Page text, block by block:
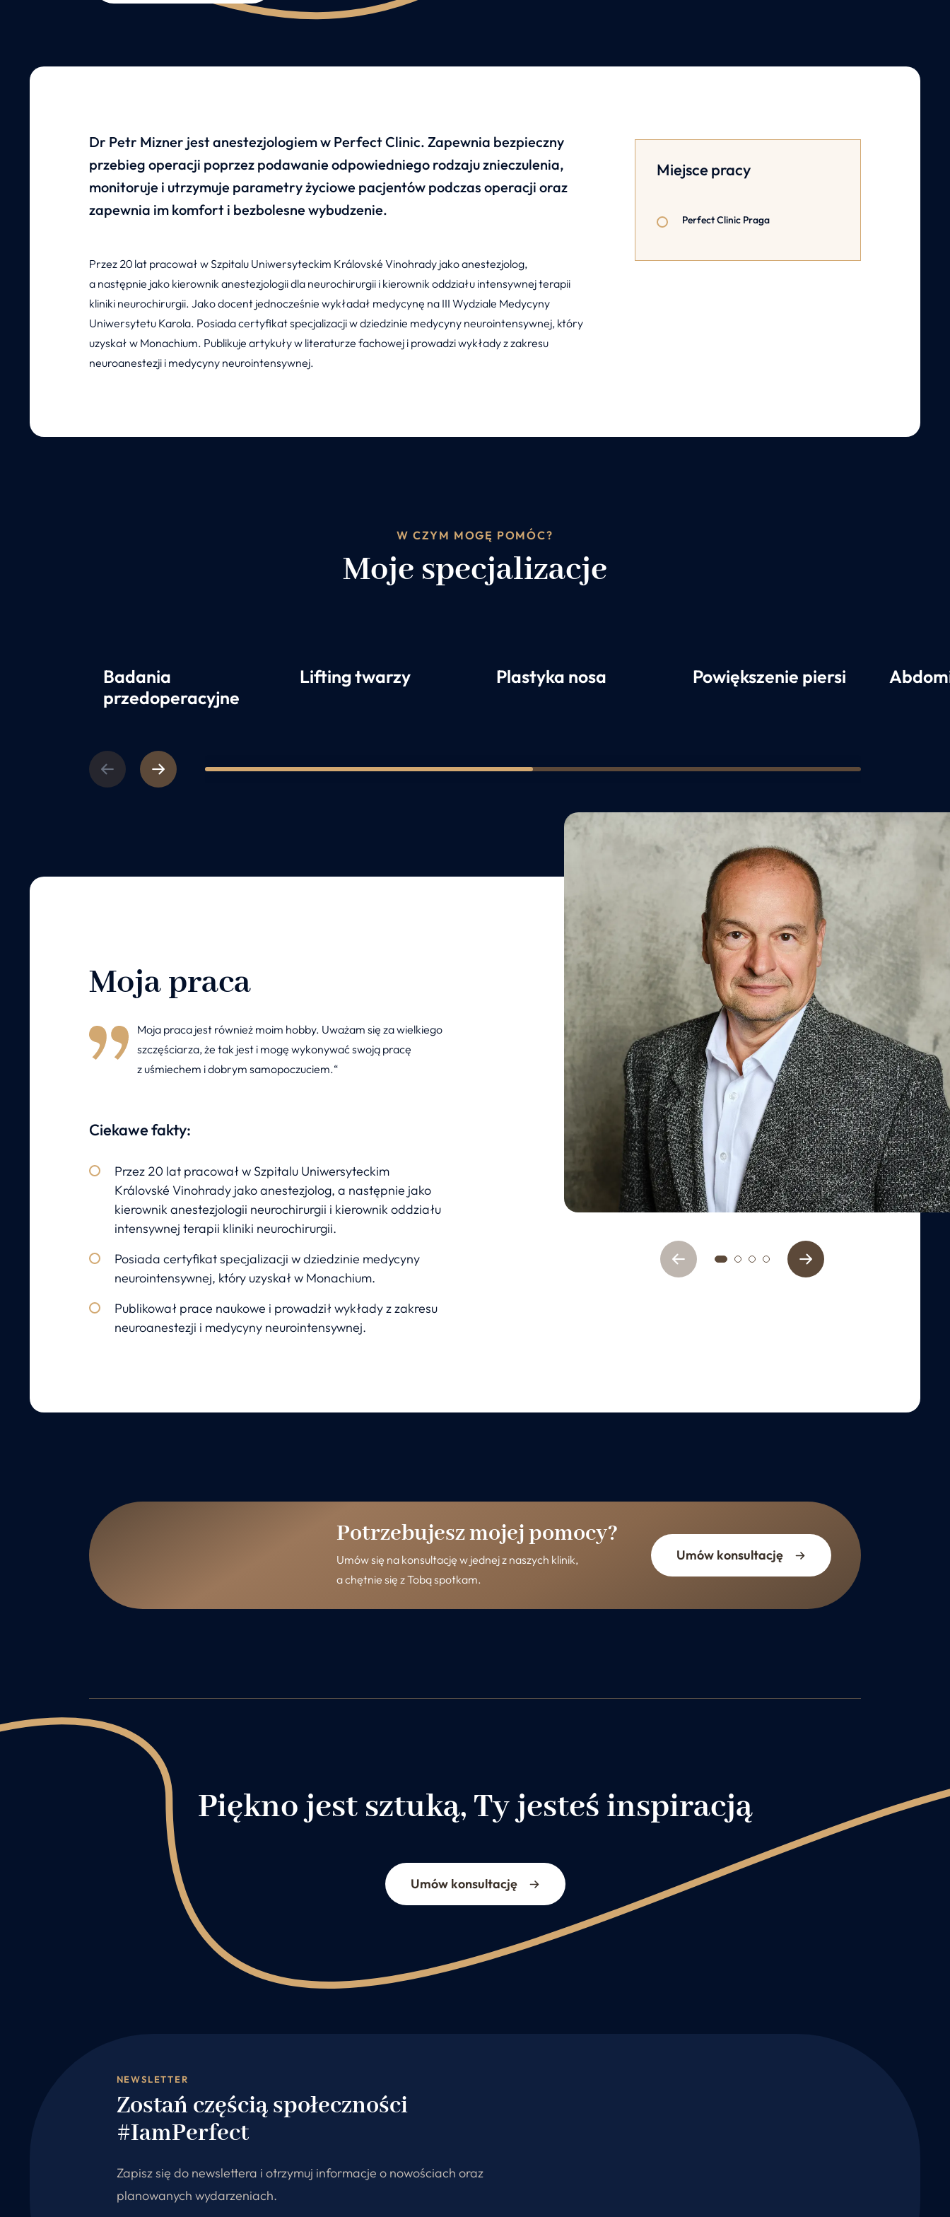
Dr Petr Mizner jest anestezjologiem w Perfect Clinic. Zapewnia bezpieczny
przebieg operacji poprzez podawanie odpowiedniego rodzaju znieczulenia,
monitoruje i utrzymuje parametry życiowe pacjentów podczas operacji oraz
zapewnia im komfort i bezbolesne wybudzenie.
Przez 20 lat pracował w Szpitalu Uniwersyteckim Královské Vinohrady jako anestezjolog,
a następnie jako kierownik anestezjologii dla neurochirurgii i kierownik oddziału intensywnej terapii
kliniki neurochirurgii. Jako docent jednocześnie wykładał medycynę na III Wydziale Medycyny
Uniwersytetu Karola. Posiada certyfikat specjalizacji w dziedzinie medycyny neurointensywnej, który
uzyskał w Monachium. Publikuje artykuły w literaturze fachowej i prowadzi wykłady z zakresu
neuroanestezji i medycyny neurointensywnej.
Miejsce pracy
Perfect Clinic Praga
W CZYM MOGĘ POMÓC?
Moje specjalizacje
Badania
przedoperacyjne
Lifting twarzy Plastyka nosa Powiększenie piersi
Previous Next 1 2
Moja praca
Moja praca jest również moim hobby. Uważam się za wielkiego
szczęściarza, że tak jest i mogę wykonywać swoją pracę
z uśmiechem i dobrym samopoczuciem.
Ciekawe fakty:
Przez 20 lat pracował w Szpitalu Uniwersyteckim
Královské Vinohrady jako anestezjolog, a następnie jako
kierownik anestezjologii neurochirurgii i kierownik oddziału
intensywnej terapii kliniki neurochirurgii.
Posiada certyfikat specjalizacji w dziedzinie medycyny
neurointensywnej, który uzyskał w Monachium.
Publikował prace naukowe i prowadził wykłady z zakresu
neuroanestezji i medycyny neurointensywnej.
Previous Next
1 2 3 4
Potrzebujesz mojej pomocy?
Umów się na konsultację w jednej z naszych klinik,
a chętnie się z Tobą spotkam.
Umów konsultację
Piękno jest sztuką, Ty jesteś inspiracją
Umów konsultację
NEWSLETTER
Zostań częścią społeczności
#IamPerfect
Zapisz się do newslettera i otrzymuj informacje o nowościach oraz
planowanych wydarzeniach.